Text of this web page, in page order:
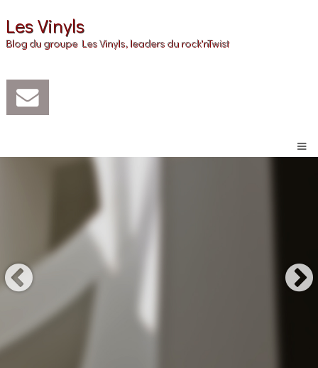
Les Vinyls
Blog du groupe Les Vinyls, leaders du rock'nTwist